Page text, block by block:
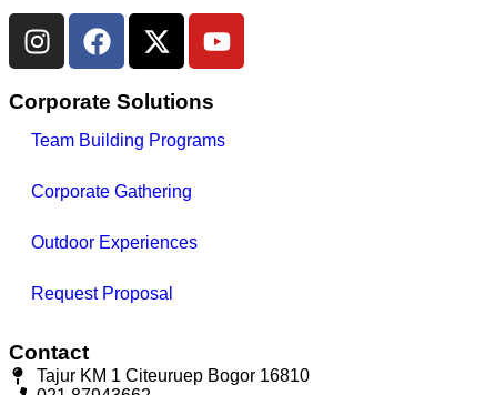
Corporate Solutions
Team Building Programs
Corporate Gathering
Outdoor Experiences
Request Proposal
Contact
Tajur KM 1 Citeuruep Bogor 16810